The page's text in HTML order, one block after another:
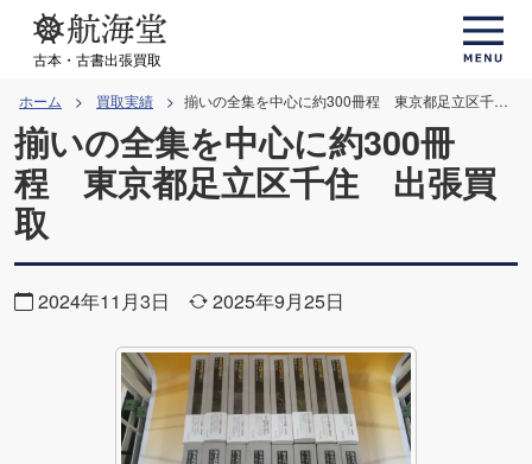
ツ
へ
ス
プ
古本・古書出張買取
ホーム 買取実績 揃いの全集を中心に約300冊程 東京都足立区千住 出張買取
揃いの全集を中心に約300冊
程 東京都足立区千住 出張買
取
2024年11月3日 2025年9月25日